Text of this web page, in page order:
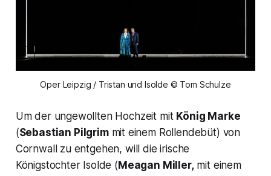
Oper Leipzig / Tristan und Isolde © Tom Schulze
Um der ungewollten Hochzeit mit König Marke
(Sebastian Pilgrimmit einem Rollendebüt) von
Cornwall zu entgehen, will die irische
Königstochter Isolde ( Meagan Miller,mit einem